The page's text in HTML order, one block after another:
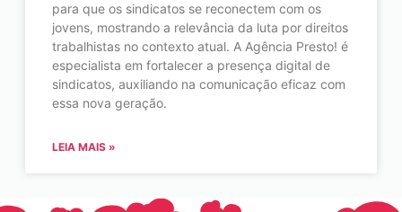
para que os sindicatos se reconectem com os
jovens, mostrando a relevância da luta por direitos
trabalhistas no contexto atual. A Agência Presto! é
especialista em fortalecer a presença digital de
sindicatos, auxiliando na comunicação eficaz com
essa nova geração.
LEIA MAIS »